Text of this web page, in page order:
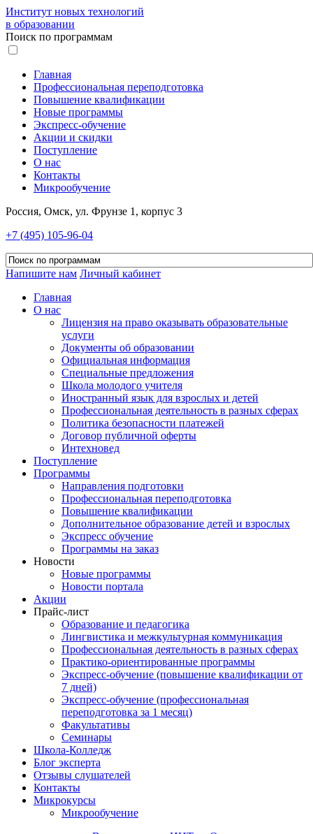
Институт новых технологий
в образовании
Поиск по программам
Главная
Профессиональная переподготовка
Повышение квалификации
Новые программы
Экспресс-обучение
Акции и скидки
Поступление
О нас
Контакты
Микрообучение
Россия, Омск, ул. Фрунзе 1, корпус 3
+7 (495) 105-96-04
Напишите нам Личный кабинет
Главная
О нас
Лицензия на право оказывать образовательные
услуги
Документы об образовании
Официальная информация
Специальные предложения
Школа молодого учителя
Иностранный язык для взрослых и детей
Профессиональная деятельность в разных сферах
Политика безопасности платежей
Договор публичной оферты
Интехновед
Поступление
Программы
Направления подготовки
Профессиональная переподготовка
Повышение квалификации
Дополнительное образование детей и взрослых
Экспресс обучение
Программы на заказ
Новости
Новые программы
Новости портала
Акции
Прайс-лист
Образование и педагогика
Лингвистика и межкультурная коммуникация
Профессиональная деятельность в разных сферах
Практико-ориентированные программы
Экспресс-обучение (повышение квалификации от
7 дней)
Экспресс-обучение (профессиональная
переподготовка за 1 месяц)
Факультативы
Семинары
Школа-Колледж
Блог эксперта
Отзывы слушателей
Контакты
Микрокурсы
Микрообучение